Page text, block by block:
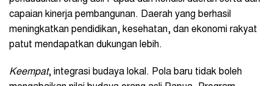
capaian kinerja pembangunan. Daerah yang berhasil
meningkatkan pendidikan, kesehatan, dan ekonomi rakyat
patut mendapatkan dukungan lebih.
Keempat, integrasi budaya lokal. Pola baru tidak boleh